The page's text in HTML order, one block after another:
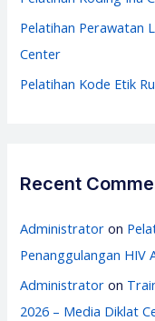
Pelatihan Perawatan
Center
Pelatihan Kode Etik
Recent
Administrator on
Penanggulangan HIV
Administrator on
2026 – Media Diklat